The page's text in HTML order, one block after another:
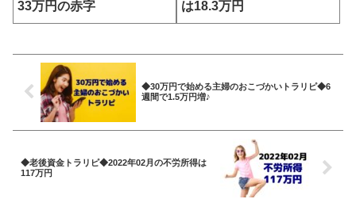
33万円の赤字 は18.3万円
◆30万円で始める主婦のおこづかいトラリピ◆6
週間で1.5万円増♪
◆老後資金トラリピ◆2022年02月の不労所得は
117万円